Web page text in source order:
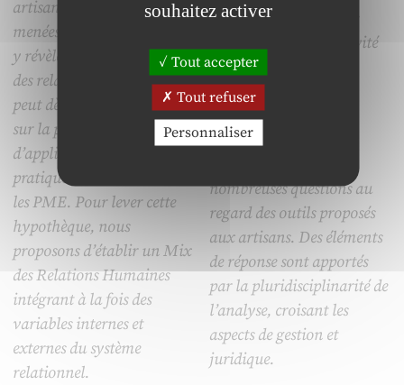
artisanales ? Des études
menées dans ces entreprises
y révèlent une particularité
des relations humaines. On
peut dès lors s’interroger
sur la pertinence
d’appliquer à l’artisanat les
pratiques constatées dans
les PME. Pour lever cette
hypothèque, nous
proposons d’établir un Mix
des Relations Humaines
intégrant à la fois des
variables internes et
externes du système
relationnel.
gestion et des stratégies
mobilisées. Si la créativité
artisanale apparaît
essentielle pour le
gestionnaire, sa
valorisation et de sa
nombreuses questions au
regard des outils proposés
aux artisans. Des éléments
de réponse sont apportés
par la pluridisciplinarité de
l’analyse, croisant les
aspects de gestion et
juridique.
souhaitez activer
Tout accepter
Tout refuser
Personnaliser